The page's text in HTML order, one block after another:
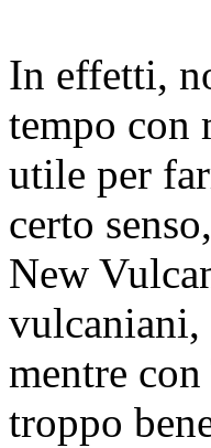
In effetti,
tempo con
utile per
certo
New
mentre
troppo